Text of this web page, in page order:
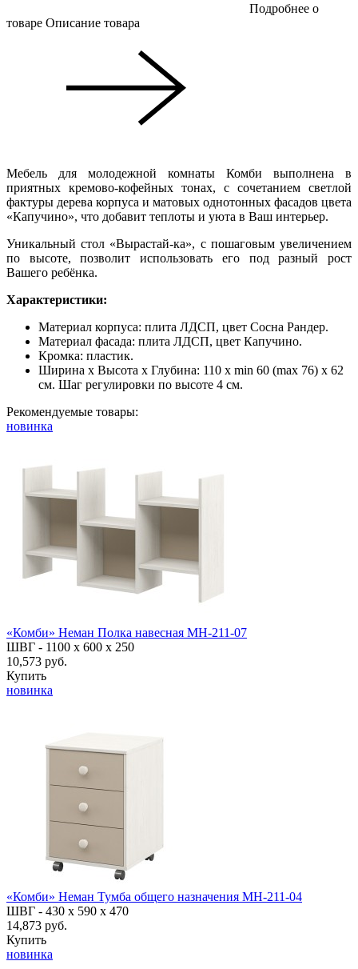
Подробнее о
товаре Описание товара
Мебель для молодежной комнаты Комби выполнена в
приятных кремово-кофейных тонах, с сочетанием светлой
фактуры дерева корпуса и матовых однотонных фасадов цвета
«Капучино», что добавит теплоты и уюта в Ваш интерьер.
Уникальный стол «Вырастай-ка», с пошаговым увеличением
по высоте, позволит использовать его под разный рост
Вашего ребёнка.
Характеристики:
Материал корпуса: плита ЛДСП, цвет Сосна Рандер.
Материал фасада: плита ЛДСП, цвет Капучино.
Кромка: пластик.
Ширина х Высота х Глубина: 110 х min 60 (max 76) х 62
см. Шаг регулировки по высоте 4 см.
Рекомендуемые товары:
новинка
«Комби» Неман Полка навесная МН-211-07
ШВГ - 1100 х 600 х 250
10,573 руб.
Купить
новинка
«Комби» Неман Тумба общего назначения МН-211-04
ШВГ - 430 х 590 х 470
14,873 руб.
Купить
новинка